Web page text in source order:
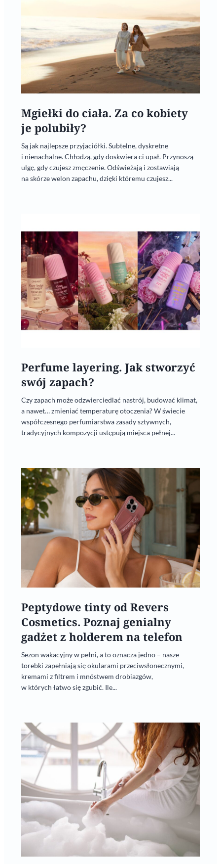
Mgiełki do ciała. Za co kobiety
je polubiły?
Są jak najlepsze przyjaciółki. Subtelne, dyskretne
i nienachalne. Chłodzą, gdy doskwiera ci upał. Przynoszą
ulgę, gdy czujesz zmęczenie. Odświeżają i zostawiają
na skórze welon zapachu, dzięki któremu czujesz...
Perfume layering. Jak stworzyć
swój zapach?
Czy zapach może odzwierciedlać nastrój, budować klimat,
a nawet… zmieniać temperaturę otoczenia? W świecie
współczesnego perfumiarstwa zasady sztywnych,
tradycyjnych kompozycji ustępują miejsca pełnej...
Peptydowe tinty od Revers
Cosmetics. Poznaj genialny
gadżet z holderem na telefon
Sezon wakacyjny w pełni, a to oznacza jedno – nasze
torebki zapełniają się okularami przeciwsłonecznymi,
kremami z filtrem i mnóstwem drobiazgów,
w których łatwo się zgubić. Ile...